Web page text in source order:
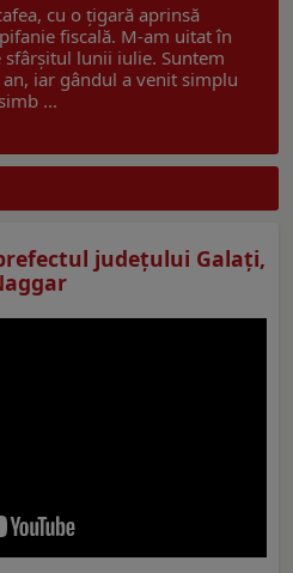
cu o țigară aprinsă
fiscală. M-am uitat în
sfârșitul lunii iulie. Suntem
iar gândul a venit simplu
...
judeţului Galaţi,